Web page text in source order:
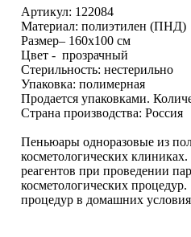
Артикул: 122084
Материал: полиэтилен (ПНД)
Размер– 160х100 см
Цвет -
Стерильность: нестерильно
Упаковка: полимерная
Продается упаковками.
Страна производства: Россия
Пеньюары одноразовые из
косметологических
реагентов при проведении
косметологических
процедур в домашних